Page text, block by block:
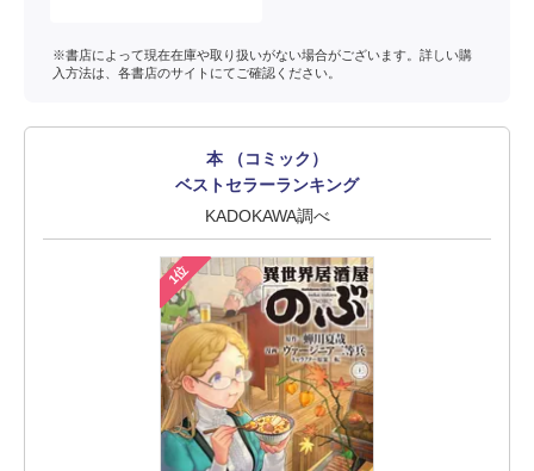
※書店によって現在在庫や取り扱いがない場合がございます。詳しい購
入方法は、各書店のサイトにてご確認ください。
本 （コミック）
ベストセラーランキング
KADOKAWA調べ
1位